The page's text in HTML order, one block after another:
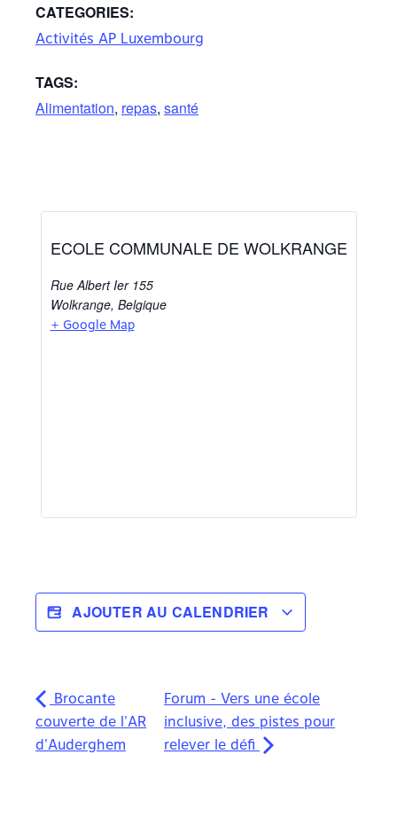
CATEGORIES:
Activités AP Luxembourg
TAGS:
Alimentation, repas, santé
ECOLE COMMUNALE DE WOLKRANGE
Rue Albert Ier 155
Wolkrange, Belgique
+ Google Map
AJOUTER AU CALENDRIER
Brocante
couverte de l'AR
d'Auderghem
Forum - Vers une école
inclusive, des pistes pour
relever le défi